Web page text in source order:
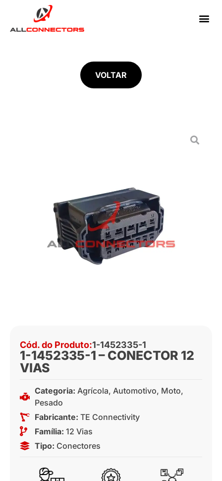
VOLTAR
Cód. do Produto:1-1452335-1
1-1452335-1 – CONECTOR 12
VIAS
Categoria: Agrícola, Automotivo, Moto,
Pesado
Fabricante: TE Connectivity
Família: 12 Vias
Tipo: Conectores